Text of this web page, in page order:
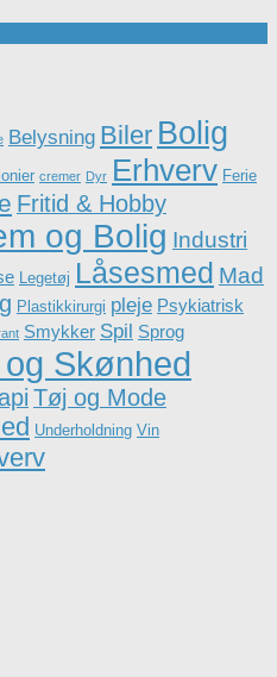
Belysning Biler Bolig
cremer Dyr Erhverv Ferie
Fritid & Hobby
og Bolig Industri
Legetøj Låsesmed Mad
Plastikkirurgi pleje Psykiatrisk
Smykker Spil Sprog
Skønhed
Tøj og Mode
Underholdning Vin